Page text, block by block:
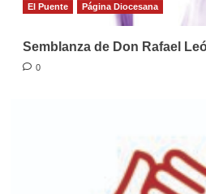
El Puente Página Diocesana
Semblanza de Don Rafael
0